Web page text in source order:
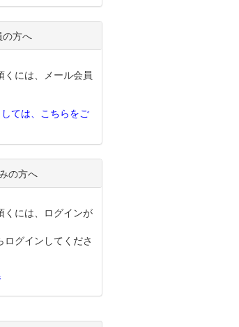
の方へ
くには、メール会員
ては、こちらをご
の方へ
くには、ログインが
グインしてくださ